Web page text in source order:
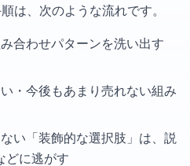
は、次のような流れです。
合わせパターンを洗い出す
・今後もあまり売れない組み
い「装飾的な選択肢」は、説
どに逃がす